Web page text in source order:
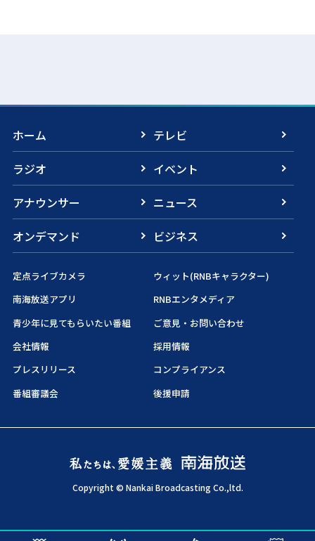
ホーム
テレビ
ラジオ
イベント
アナウンサー
ニュース
オンデマンド
ビジネス
定点ライブカメラ
ウィット(RNBキャラクター)
南海放送アプリ
RNBエンタメディア
青少年に見てもらいたい番組
ご意見・お問い合わせ
会社情報
採用情報
プレスリリース
コンプライアンス
番組審議会
後援申請
Copyright © Nankai Broadcasting Co.,ltd.